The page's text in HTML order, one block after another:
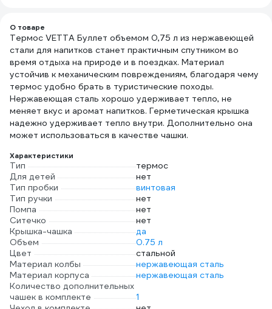
О товаре
Термос VETTA Буллет объемом 0,75 л из нержавеющей
стали для напитков станет практичным спутником во
время отдыха на природе и в поездках. Материал
устойчив к механическим повреждениям, благодаря чему
термос удобно брать в туристические походы.
Нержавеющая сталь хорошо удерживает тепло, не
меняет вкус и аромат напитков. Герметическая крышка
надежно удерживает тепло внутри. Дополнительно она
может использоваться в качестве чашки.
Характеристики
Тип
термос
Для детей
нет
Тип пробки
винтовая
Тип ручки
нет
Помпа
нет
Ситечко
нет
Крышка-чашка
да
Объем
0.75 л
Цвет
стальной
Материал колбы
нержавеющая сталь
Материал корпуса
нержавеющая сталь
Количество дополнительных
чашек в комплекте
1